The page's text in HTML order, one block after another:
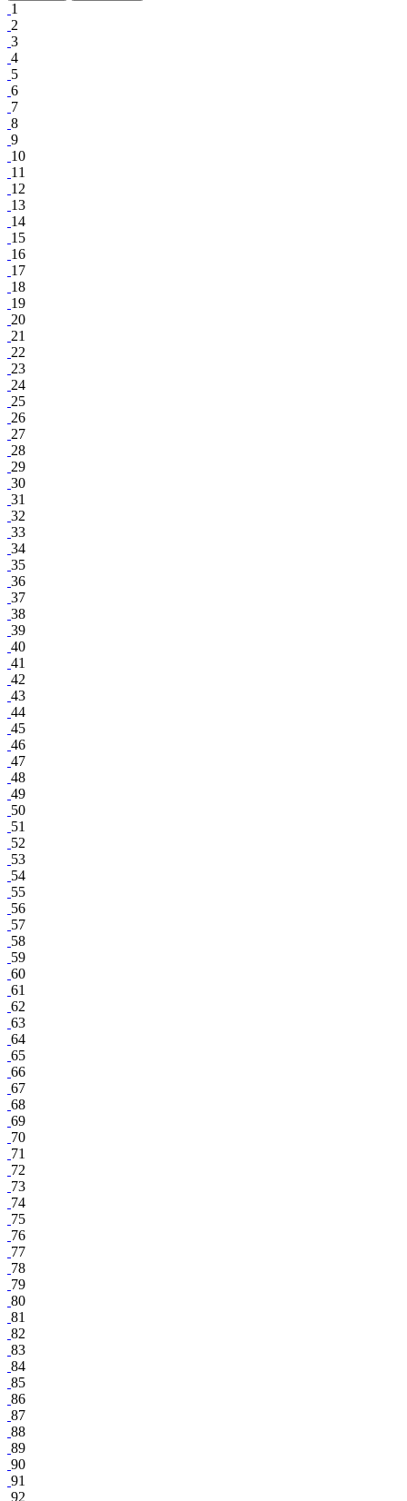
1
2
3
4
5
6
7
8
9
10
11
12
13
14
15
16
17
18
19
20
21
22
23
24
25
26
27
28
29
30
31
32
33
34
35
36
37
38
39
40
41
42
43
44
45
46
47
48
49
50
51
52
53
54
55
56
57
58
59
60
61
62
63
64
65
66
67
68
69
70
71
72
73
74
75
76
77
78
79
80
81
82
83
84
85
86
87
88
89
90
91
92